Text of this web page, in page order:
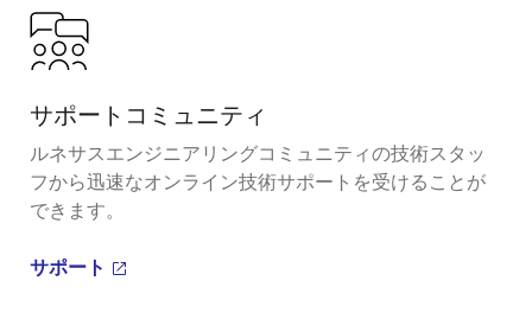
サポートコミュニティ
ルネサスエンジニアリングコミュニティの技術スタッ
フから迅速なオンライン技術サポートを受けることが
できます。
サポート